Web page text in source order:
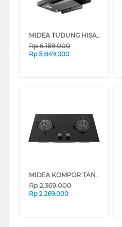
MIDEA TUDUNG HISAP ASAP CHIMNEY WALL HOOD MH90M88ET22BA-ID
Rp6.159.000
Rp 5.849.000
MIDEA KOMPOR TANAM BLAZE BUILT IN HOB MGH-Q7622G-ID
Rp2.369.000
Rp 2.269.000